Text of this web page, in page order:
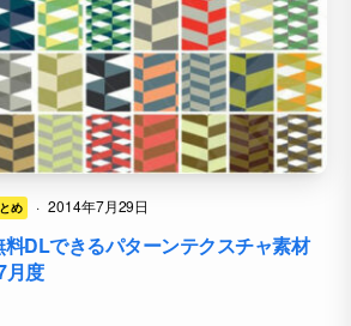
め · 2014年7月29日
DLできるパターンテクスチャ素材
月度